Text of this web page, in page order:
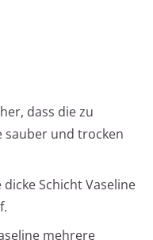
dass die zu
sauber und trocken
dicke Schicht Vaseline
mehrere